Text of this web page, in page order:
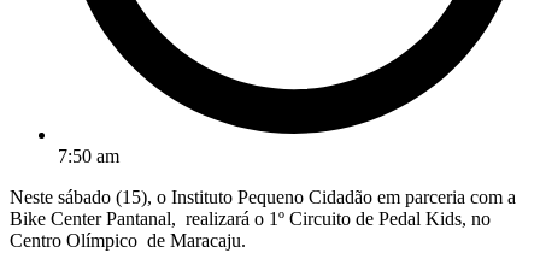
7:50 am
Neste sábado (15), o Instituto Pequeno Cidadão em parceria com a
Bike Center Pantanal, realizará o 1º Circuito de Pedal Kids, no
Centro Olímpico de Maracaju.